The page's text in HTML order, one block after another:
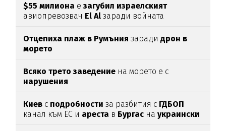
$55 милиона езагубил израелският
авиопревозвач El Al заради войната
Отцепиха плаж в Румъния зарадидрон в
морето
Всяко трето заведение на морето е с
нарушения
Киев с подробности за разбития с ГДБОП
канал към ЕС и ареста в Бургас наукраински